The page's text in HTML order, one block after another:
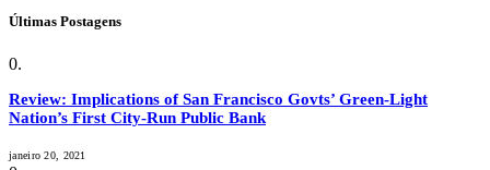
Últimas Postagens
Review: Implications of San Francisco Govts’ Green-Light
Nation’s First City-Run Public Bank
janeiro 20, 2021